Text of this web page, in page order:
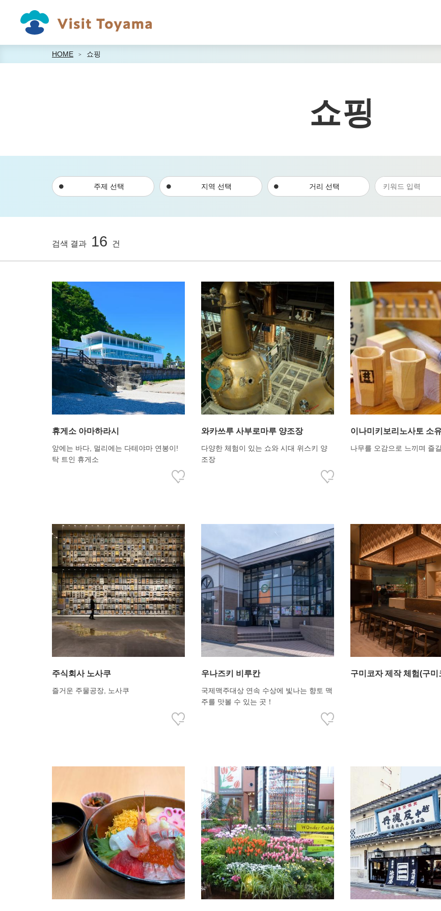
HOME 쇼핑
쇼핑
주제 선택 지역 선택 거리 선택
검색 결과 16 건
휴게소 아마하라시
앞에는 바다, 멀리에는 다테야마 연봉이!
탁 트인 휴게소
와카쓰루 사부로마루 양조장
다양한 체험이 있는 쇼와 시대 위스키 양
조장
이나미키보리노사토 소
나무를 오감으로 느끼며 즐
주식회사 노사쿠
즐거운 주물공장, 노사쿠
우나즈키 비루칸
국제맥주대상 연속 수상에 빛나는 향토 맥
주를 맛볼 수 있는 곳！
구미코자 제작 체험(구미